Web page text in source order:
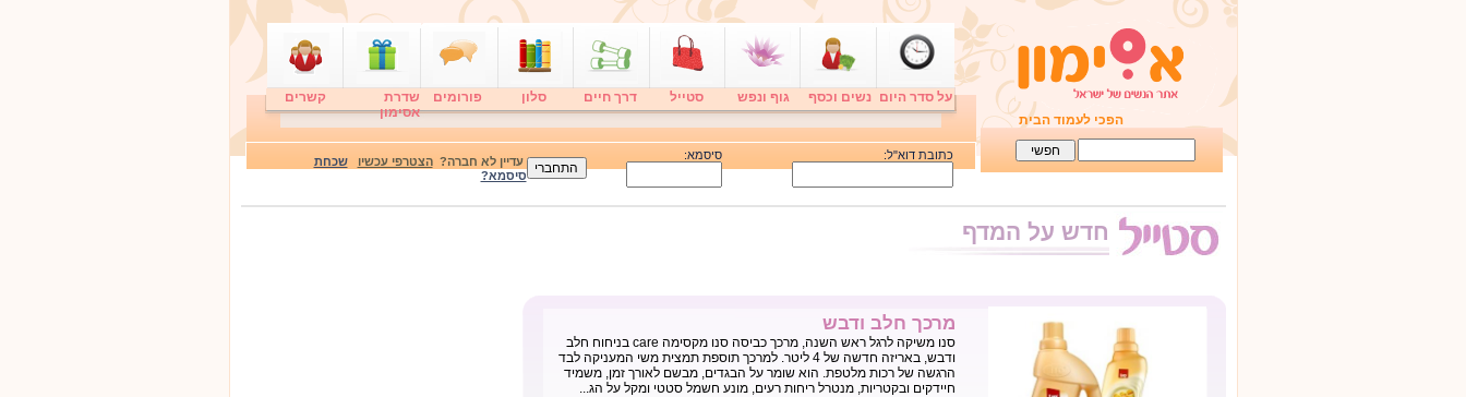
הפכי לעמוד הבית
על סדר היום נשים וכסף גוף ונפש סטייל דרך חיים סלון פורומים
שדרת
אסימון
קשרים
כתובת דוא"ל: סיסמא: עדיין לא חברה?הצטרפי עכשיו
שכחת
סיסמא?
חדש על המדף
מרכך חלב ודבש
סנו משיקה לרגל ראש השנה, מרכך כביסה סנו מקסימה care בניחוח חלב
ודבש, באריזה חדשה של 4 ליטר. למרכך תוספת תמצית משי המעניקה לבד
הרגשה של רכות מלטפת. הוא שומר על הבגדים, מבשם לאורך זמן, משמיד
חיידקים ובקטריות, מנטרל ריחות רעים, מונע חשמל סטטי ומקל על הג...